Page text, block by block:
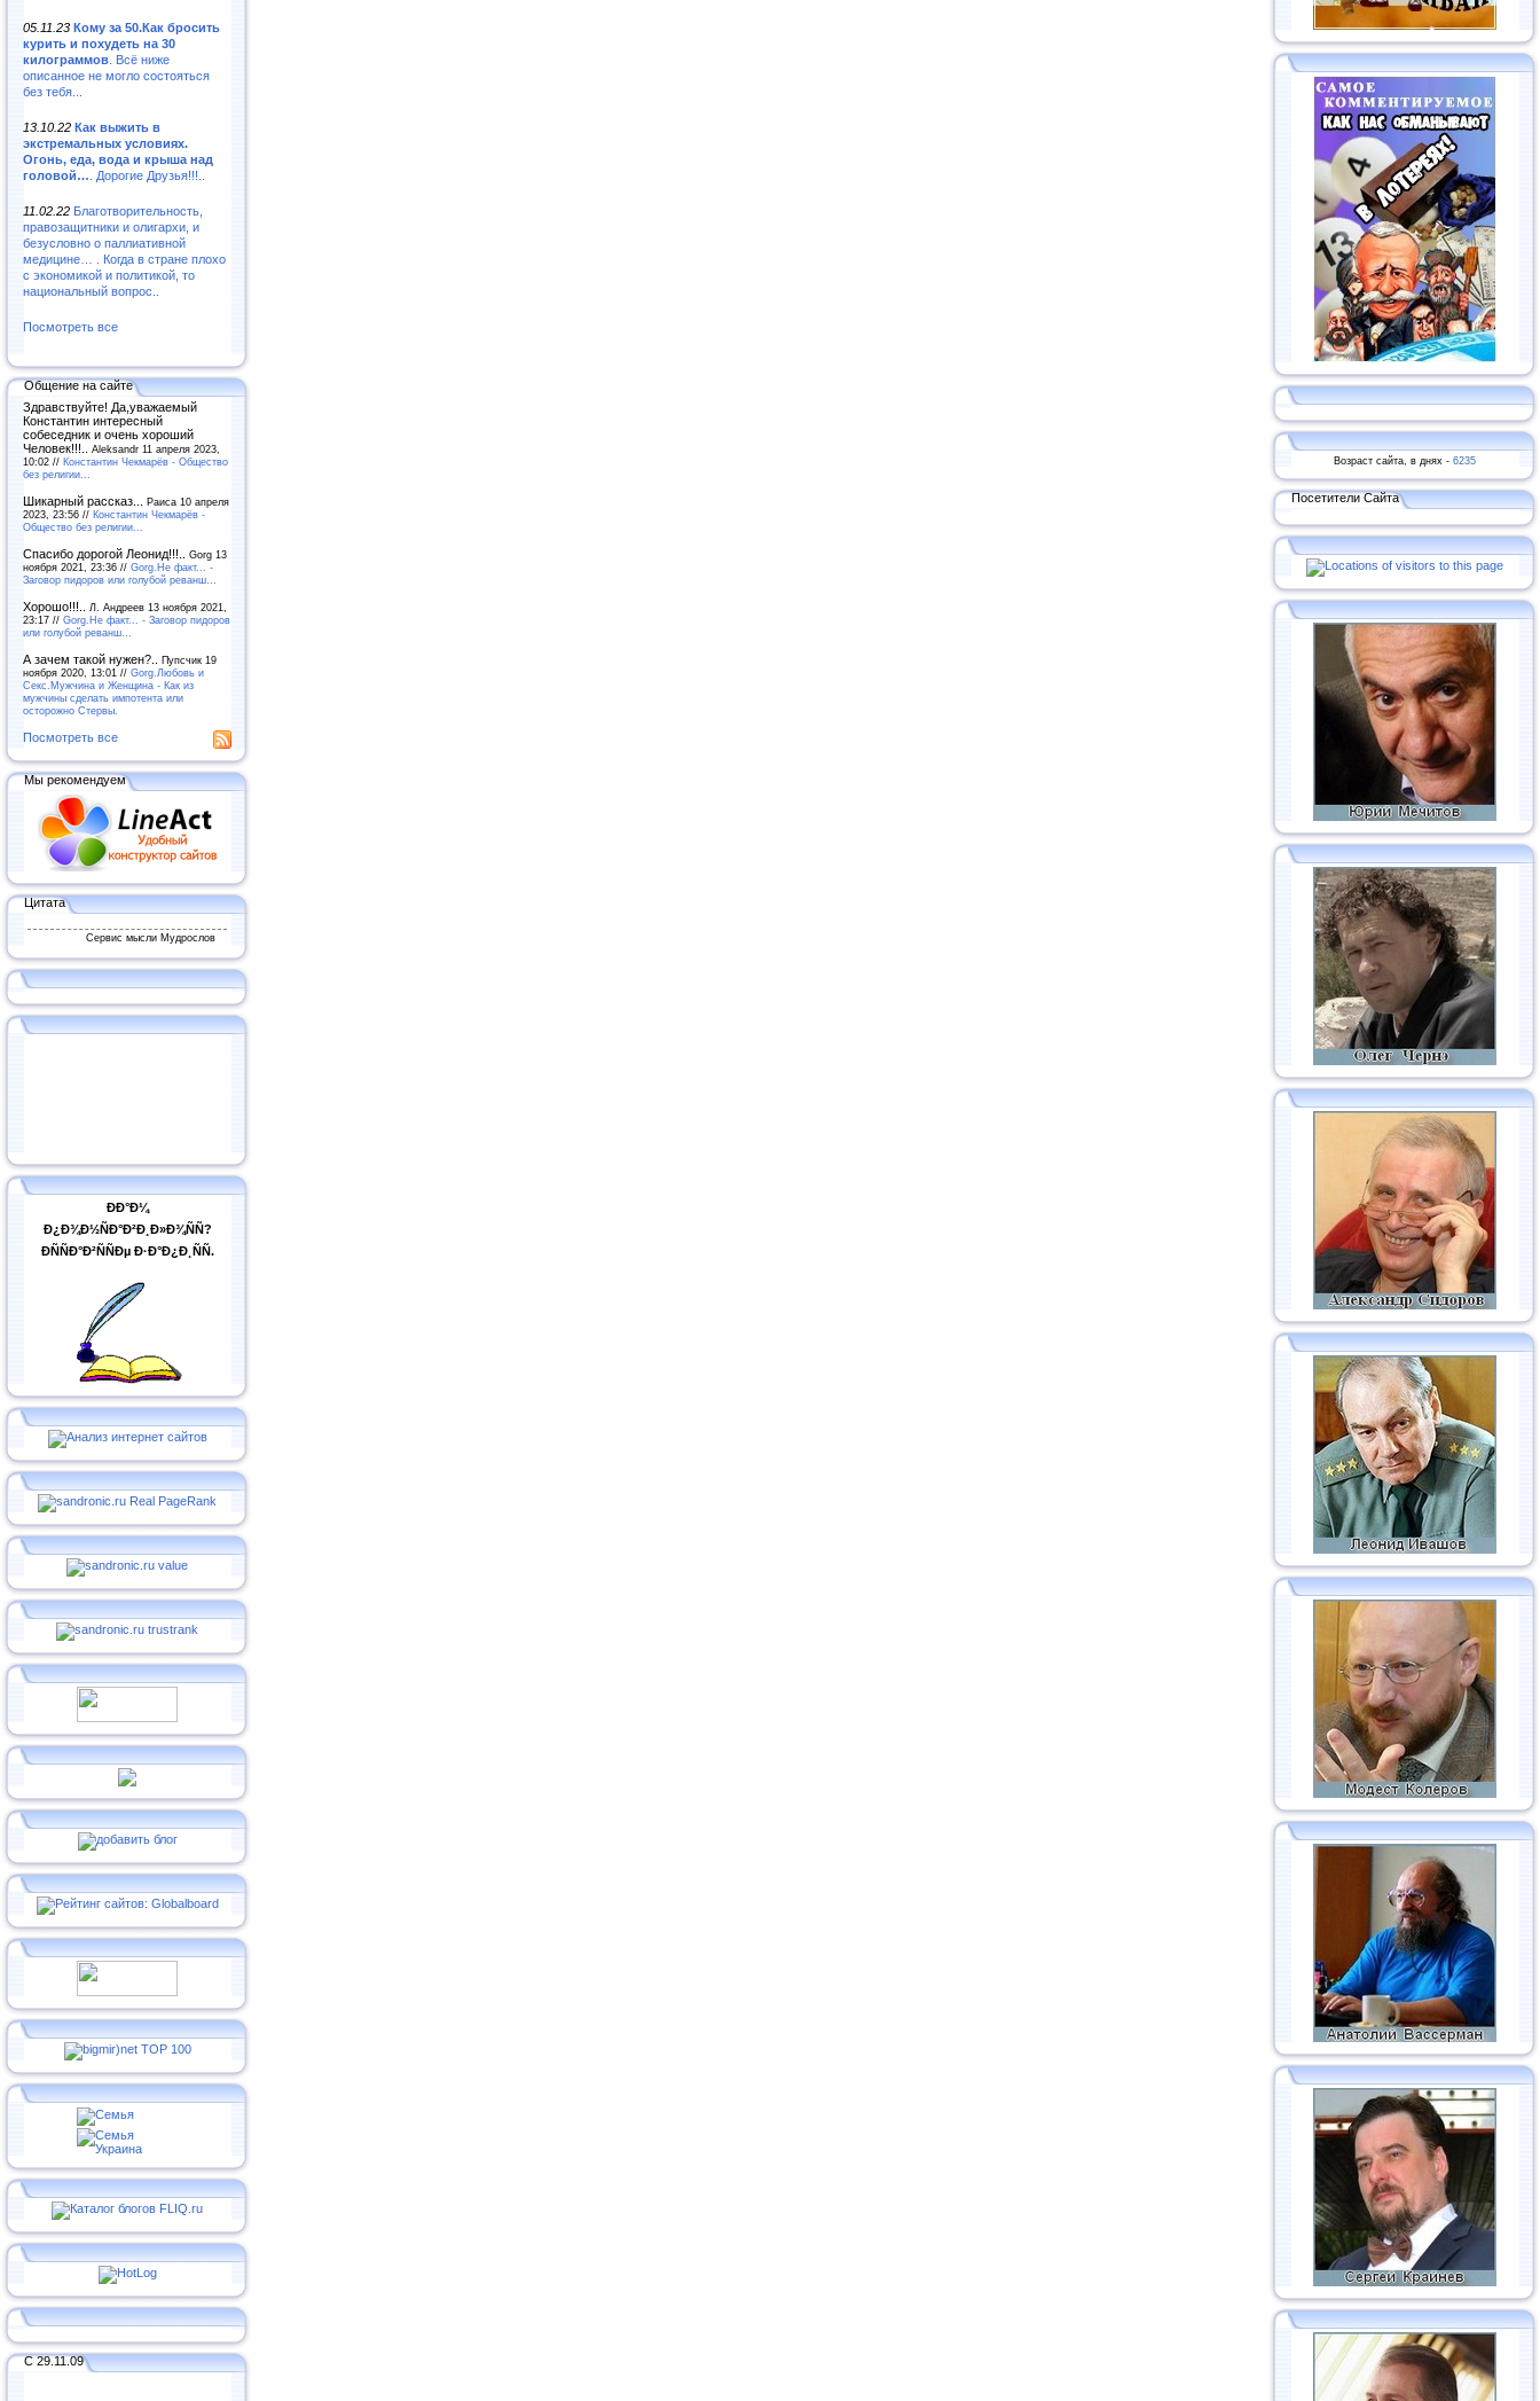
05.11.23 Кому за 50.Как бросить
курить и похудеть на 30
килограммов . Всё ниже
описанное не могло состояться
без тебя...
13.10.22 Как выжить в
экстремальных условиях.
Огонь, еда, вода и крыша над
головой… . Дорогие Друзья!!!..
11.02.22 Благотворительность,
правозащитники и олигархи, и
безусловно о паллиативной
медицине… . Когда в стране плохо
с экономикой и политикой, то
национальный вопрос..
Посмотреть все
Общение на сайте
Здравствуйте! Да,уважаемый
Константин интересный
собеседник и очень хороший
Человек!!!.. Aleksandr 11 апреля 2023,
10:02 // Константин Чекмарёв - Общество
без религии...
Шикарный рассказ... Раиса 10 апреля
2023, 23:56 // Константин Чекмарёв -
Общество без религии...
Спасибо дорогой Леонид!!!.. Gorg 13
ноября 2021, 23:36 // Gorg.Не факт... -
Заговор пидоров или голубой реванш…
Хорошо!!!..
Л. Андреев 13 ноября 2021,
23:17 // Gorg.Не факт... - Заговор пидоров
или голубой реванш…
А зачем такой нужен?.. Пупсчик 19
ноября 2020, 13:01 // Gorg.Любовь и
Секс.Мужчина и Женщина - Как из
мужчины сделать импотента или
осторожно Стервы.
Посмотреть все
Мы рекомендуем
Цитата
Сервис мысли Мудрослов
ÐÐ°Ð¼
Ð¿Ð¾Ð½ÑÐ°Ð²Ð¸Ð»Ð¾ÑÑ?
ÐÑÑÐ°Ð²ÑÑÐµ Ð·Ð°Ð¿Ð¸ÑÑ.
С 29.11.09
Возраст сайта, в днях - 6235
Посетители Сайта